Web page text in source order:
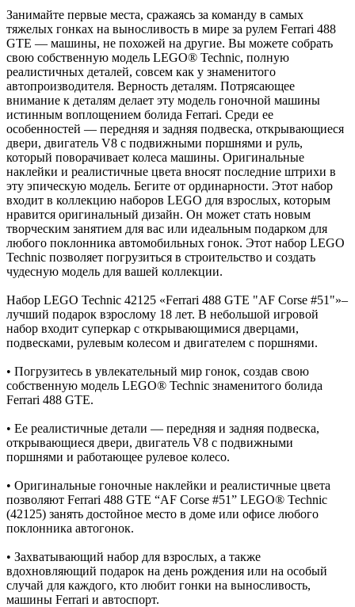
Занимайте первые места, сражаясь за команду в самых
тяжелых гонках на выносливость в мире за рулем Ferrari 488
GTE — машины, не похожей на другие. Вы можете собрать
свою собственную модель LEGO® Technic, полную
реалистичных деталей, совсем как у знаменитого
автопроизводителя. Верность деталям. Потрясающее
внимание к деталям делает эту модель гоночной машины
истинным воплощением болида Ferrari. Среди ее
особенностей — передняя и задняя подвеска, открывающиеся
двери, двигатель V8 с подвижными поршнями и руль,
который поворачивает колеса машины. Оригинальные
наклейки и реалистичные цвета вносят последние штрихи в
эту эпическую модель. Бегите от ординарности. Этот набор
входит в коллекцию наборов LEGO для взрослых, которым
нравится оригинальный дизайн. Он может стать новым
творческим занятием для вас или идеальным подарком для
любого поклонника автомобильных гонок. Этот набор LEGO
Technic позволяет погрузиться в строительство и создать
чудесную модель для вашей коллекции.
Набор LEGO Technic 42125 «Ferrari 488 GTE "AF Corse #51"»–
лучший подарок взрослому 18 лет. В небольшой игровой
набор входит суперкар с открывающимися дверцами,
подвесками, рулевым колесом и двигателем с поршнями.
• Погрузитесь в увлекательный мир гонок, создав свою
собственную модель LEGO® Technic знаменитого болида
Ferrari 488 GTE.
• Ее реалистичные детали — передняя и задняя подвеска,
открывающиеся двери, двигатель V8 с подвижными
поршнями и работающее рулевое колесо.
• Оригинальные гоночные наклейки и реалистичные цвета
позволяют Ferrari 488 GTE “AF Corse #51” LEGO® Technic
(42125) занять достойное место в доме или офисе любого
поклонника автогонок.
• Захватывающий набор для взрослых, а также
вдохновляющий подарок на день рождения или на особый
случай для каждого, кто любит гонки на выносливость,
машины Ferrari и автоспорт.